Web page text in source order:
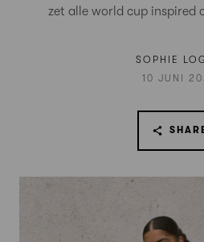
zet alle world cup inspired
SOPHIE
10 JUNI